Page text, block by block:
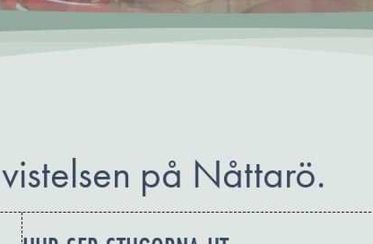
på Nåttarö.